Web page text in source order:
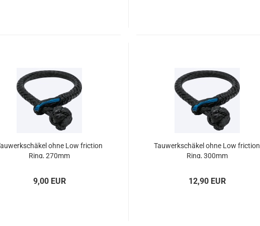
ohne Low fric­tion
Ring, 270mm
9,00 EUR
Tau­werk­schä­kel ohne Low fric­tion
Ring, 300mm
12,90 EUR